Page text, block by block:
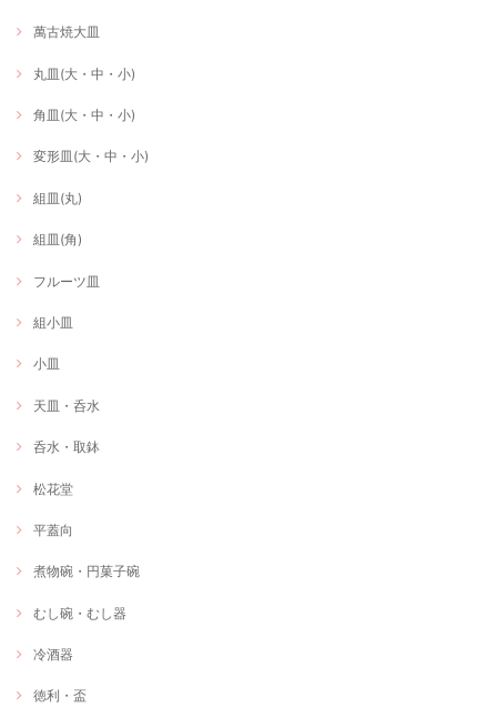
萬古焼大皿
丸皿(大・中・小)
角皿(大・中・小)
変形皿(大・中・小)
組皿(丸)
組皿(角)
フルーツ皿
組小皿
小皿
天皿・呑水
呑水・取鉢
松花堂
平蓋向
煮物碗・円菓子碗
むし碗・むし器
冷酒器
徳利・盃